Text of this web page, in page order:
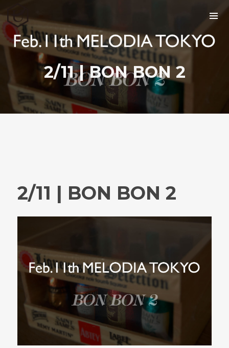
2/11 | BON BON 2
2/11 | BON BON 2